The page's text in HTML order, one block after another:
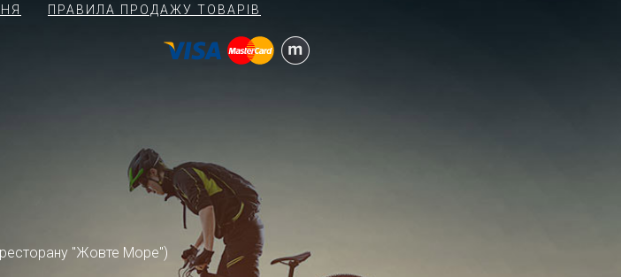
ПРАВИЛА ПРОДАЖУ ТОВАРІВ
ресторану "Жовте Море")